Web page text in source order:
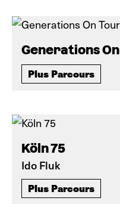
Generations
Plus Parcours
Köln 75
Ido Fluk
Plus Parcours